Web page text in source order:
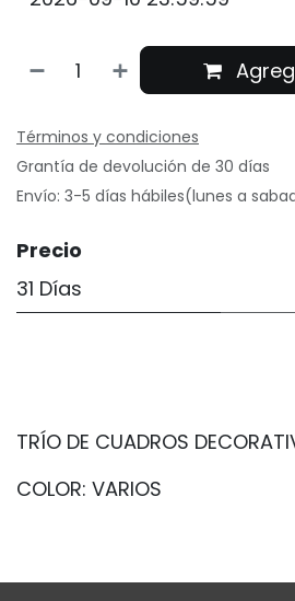
Términos y condiciones
Grantía de devolución de 30 días
Envío: 3-5 días hábiles(lunes a
Precio
31 Días
TRÍO DE CUADROS
COLOR: VARIOS